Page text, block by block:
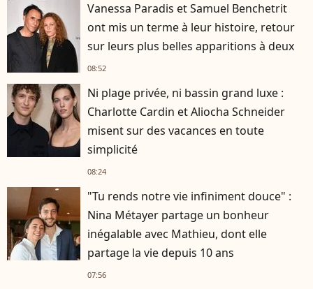
Vanessa Paradis et Samuel Benchetrit
ont mis un terme à leur histoire, retour
sur leurs plus belles apparitions à deux
08:52
Ni plage privée, ni bassin grand luxe :
Charlotte Cardin et Aliocha Schneider
misent sur des vacances en toute
simplicité
08:24
"Tu rends notre vie infiniment douce" :
Nina Métayer partage un bonheur
inégalable avec Mathieu, dont elle
partage la vie depuis 10 ans
07:56